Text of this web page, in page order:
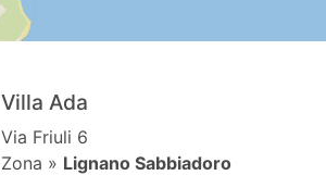
Villa Ada
Via Friuli 6
Zona » Lignano Sabbiadoro